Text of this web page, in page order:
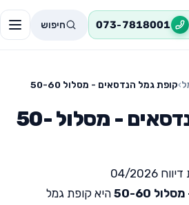
073-7818001 חיפוש
›קופת גמל הנדסאים - מסלול 50-60
קופת גמל הנדסאים - מסלול 50-
04/2026
50-60
היא קופת גמל